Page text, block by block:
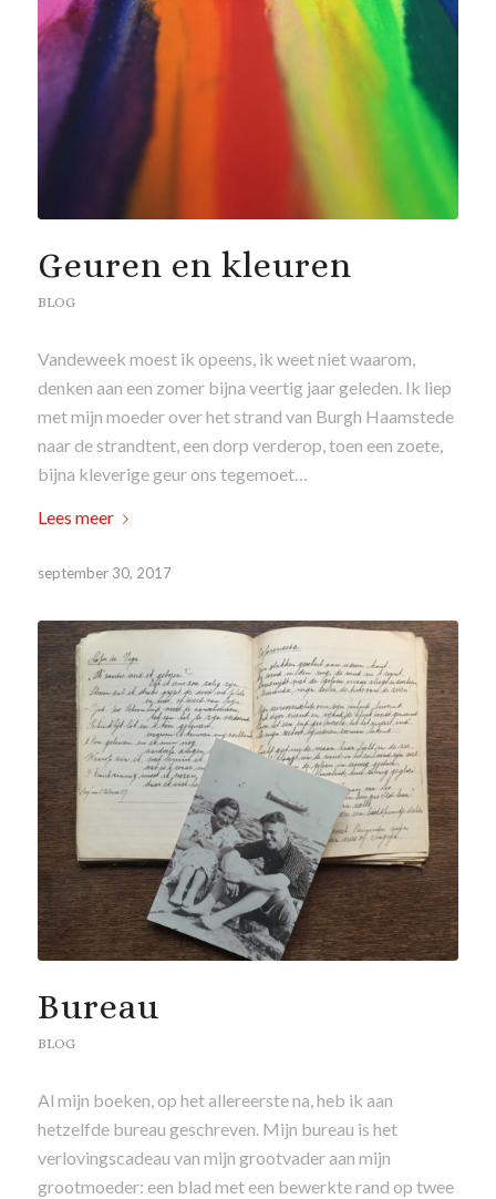
Geuren en kleuren
BLOG
Vandeweek moest ik opeens, ik weet niet waarom,
denken aan een zomer bijna veertig jaar geleden. Ik liep
met mijn moeder over het strand van Burgh Haamstede
naar de strandtent, een dorp verderop, toen een zoete,
bijna kleverige geur ons tegemoet…
Lees meer
september 30, 2017
Bureau
BLOG
Al mijn boeken, op het allereerste na, heb ik aan
hetzelfde bureau geschreven. Mijn bureau is het
verlovingscadeau van mijn grootvader aan mijn
grootmoeder: een blad met een bewerkte rand op twee